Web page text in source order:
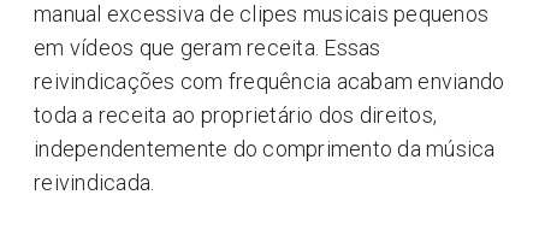
manual excessiva de clipes musicais pequenos
em vídeos que geram receita. Essas
reivindicações com frequência acabam enviando
toda a receita ao proprietário dos direitos,
independentemente do comprimento da música
reivindicada.